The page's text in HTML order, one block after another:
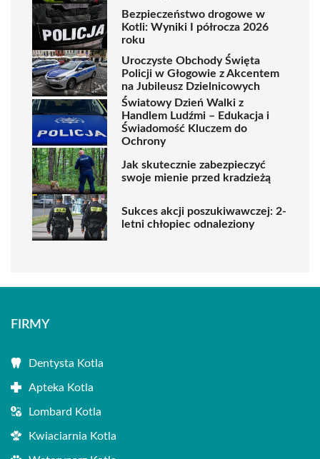
Bezpieczeństwo drogowe w
Kotli: Wyniki I półrocza 2026
roku
Uroczyste Obchody Święta
Policji w Głogowie z Akcentem
na Jubileusz Dzielnicowych
Światowy Dzień Walki z
Handlem Ludźmi – Edukacja i
Świadomość Kluczem do
Ochrony
Jak skutecznie zabezpieczyć
swoje mienie przed kradzieżą
Sukces akcji poszukiwawczej: 2-
letni chłopiec odnaleziony
FIRMY
Dentysta Kotla
Apteka Kotla
Lombard Kotla
Kwiaciarnia Kotla